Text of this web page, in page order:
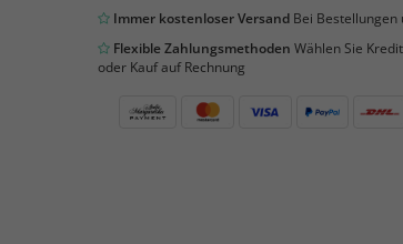
Immer kostenloser VersandBei Bestellungen
Flexible Zahlungsmethoden Wählen Sie
oder Kauf auf Rechnung